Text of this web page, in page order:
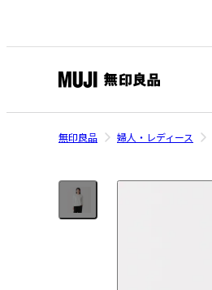
印
良
ネ
ト
無印良品 婦人・レディース